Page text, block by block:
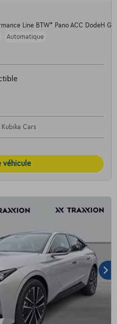
Line BTW* Pano ACC DodeH
Automatique
Kubika Cars
véhicule